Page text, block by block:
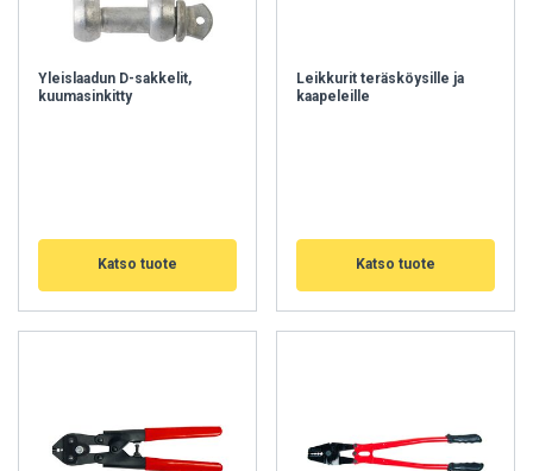
Yleislaadun D-sakkelit,
kuumasinkitty
Katso tuote
Leikkurit teräsköysille ja
kaapeleille
Katso tuote